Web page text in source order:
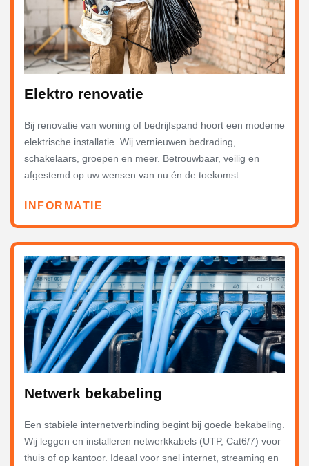
Elektro renovatie
Bij renovatie van woning of bedrijfspand hoort een moderne
elektrische installatie. Wij vernieuwen bedrading,
schakelaars, groepen en meer. Betrouwbaar, veilig en
afgestemd op uw wensen van nu én de toekomst.
INFORMATIE
Netwerk bekabeling
Een stabiele internetverbinding begint bij goede bekabeling.
Wij leggen en installeren netwerkkabels (UTP, Cat6/7) voor
thuis of op kantoor. Ideaal voor snel internet, streaming en